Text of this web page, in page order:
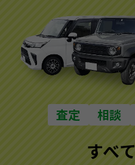
査定 相談
すべて